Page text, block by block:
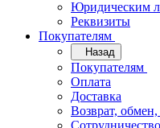
Юридическим
Реквизиты
Покупателям
Назад
Покупателям
Оплата
Доставка
Возврат, обмен,
Сотрудничество